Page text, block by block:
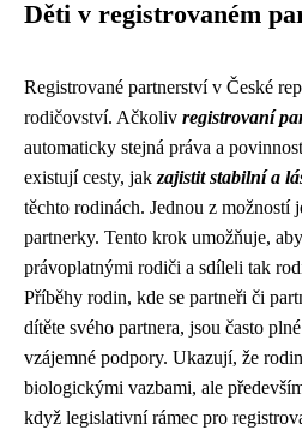
Děti v registrovaném
Registrované partnerství v České
rodičovství. Ačkoliv registrovaní
automaticky stejná práva a
existují cesty, jak zajistit stabilní a
těchto rodinách. Jednou z možností
partnerky. Tento krok umožňuje,
právoplatnými rodiči a sdíleli tak
Příběhy rodin, kde se partneři či
dítěte svého partnera, jsou často
vzájemné podpory. Ukazují, že
biologickými vazbami, ale
když legislativní rámec pro